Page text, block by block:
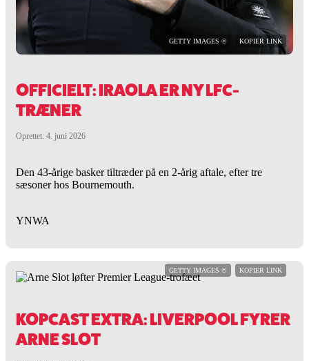
GETTY IMAGES © KOPIER LINK
OFFICIELT: IRAOLA ER NY LFC-
TRÆNER
Oprettet: 4. juni 2026
Den 43-årige basker tiltræder på en 2-årig aftale, efter tre
sæsoner hos Bournemouth.
YNWA
GETTY IMAGES © KOPIER LINK
KOPCAST EXTRA: LIVERPOOL FYRER
ARNE SLOT